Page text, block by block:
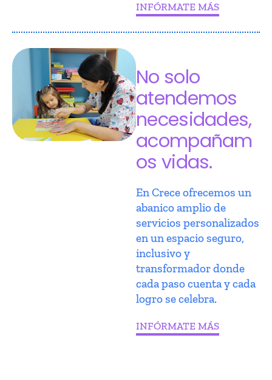
INFÓRMATE MÁS
No solo
atendemos
necesidades,
acompañam
os vidas.
En Crece ofrecemos un
abanico amplio de
servicios personalizados
en un espacio seguro,
inclusivo y
transformador donde
cada paso cuenta y cada
logro se celebra.
INFÓRMATE MÁS